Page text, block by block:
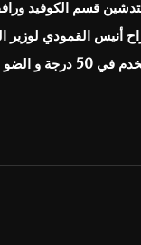
قسم الكوفيد
أنيس القمودي لوزير
المكيفات والمصعد